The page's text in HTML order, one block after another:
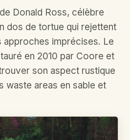
Donald Ross, célèbre
dos de tortue qui rejettent
approches imprécises. Le
en 2010 par Coore et
son aspect rustique
waste areas en sable et